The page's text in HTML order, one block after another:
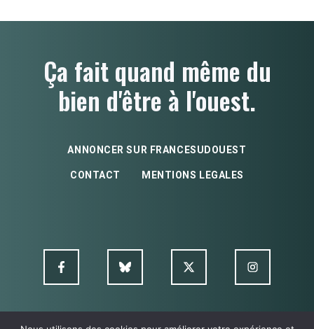
Ça fait quand même du
bien d'être à l'ouest.
ANNONCER SUR FRANCESUDOUEST
CONTACT MENTIONS LEGALES